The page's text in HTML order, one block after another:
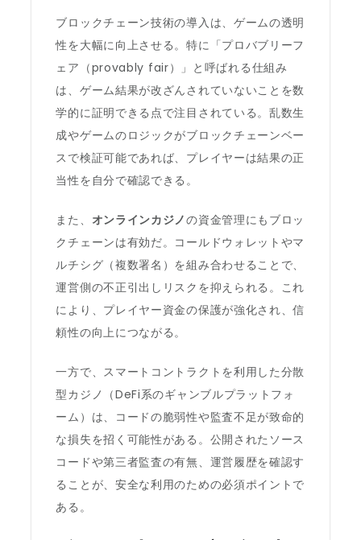
ブロックチェーン技術の導入は、ゲームの透明
性を大幅に向上させる。特に「プロバブリーフ
ェア（provably fair）」と呼ばれる仕組み
は、ゲーム結果が改ざんされていないことを数
学的に証明できる点で注目されている。乱数生
成やゲームのロジックがブロックチェーンベー
スで検証可能であれば、プレイヤーは結果の正
当性を自分で確認できる。
また、 オンラインカジノの資金管理にもブロッ
クチェーンは有効だ。コールドウォレットやマ
ルチシグ（複数署名）を組み合わせることで、
運営側の不正引出しリスクを抑えられる。これ
により、プレイヤー資金の保護が強化され、信
頼性の向上につながる。
一方で、スマートコントラクトを利用した分散
型カジノ（DeFi系のギャンブルプラットフォ
ーム）は、コードの脆弱性や監査不足が致命的
な損失を招く可能性がある。公開されたソース
コードや第三者監査の有無、運営履歴を確認す
ることが、安全な利用のための必須ポイントで
ある。